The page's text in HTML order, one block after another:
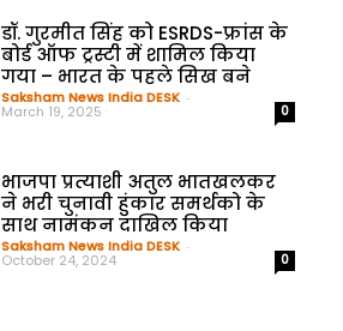
डॉ. गुरमीत सिंह को ESRDS-फ्रांस के
बोर्ड ऑफ ट्रस्टी में शामिल किया
गया – भारत के पहले सिख बने
Saksham News India DESK -
March 19, 2025 0
भाजपा प्रत्याशी अतुल भातखलकर
ने भरी चुनावी हुंकार समर्थको के
साथ नामंकन दाखिल किया
Saksham News India DESK -
October 24, 2024 0